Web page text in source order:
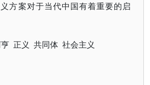
方案对于当代中国有着重要的启
亨 正义 共同体 社会主义